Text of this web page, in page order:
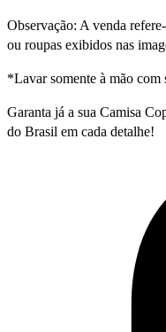
Observação: A venda
ou roupas exibidos nas
*Lavar somente à mão com
Garanta já a sua Camisa
do Brasil em cada detalhe!